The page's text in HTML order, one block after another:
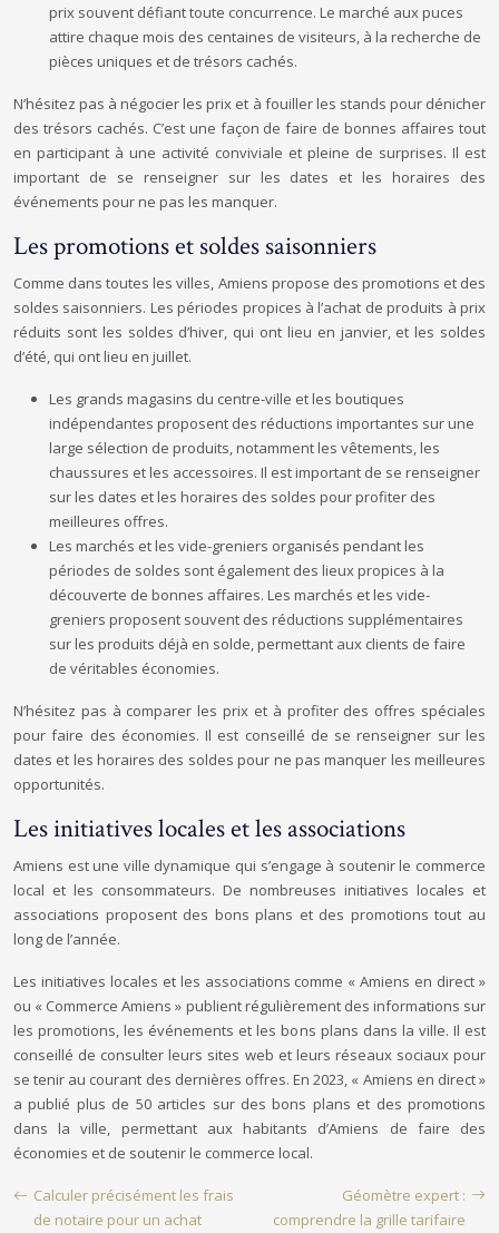
prix souvent défiant toute concurrence. Le marché aux puces
attire chaque mois des centaines de visiteurs, à la recherche de
pièces uniques et de trésors cachés.
N’hésitez pas à négocier les prix et à fouiller les stands pour dénicher
des trésors cachés. C’est une façon de faire de bonnes affaires tout
en participant à une activité conviviale et pleine de surprises. Il est
important de se renseigner sur les dates et les horaires des
événements pour ne pas les manquer.
Les promotions et soldes saisonniers
Comme dans toutes les villes, Amiens propose des promotions et des
soldes saisonniers. Les périodes propices à l’achat de produits à prix
réduits sont les soldes d’hiver, qui ont lieu en janvier, et les soldes
d’été, qui ont lieu en juillet.
Les grands magasins du centre-ville et les boutiques
indépendantes proposent des réductions importantes sur une
large sélection de produits, notamment les vêtements, les
chaussures et les accessoires. Il est important de se renseigner
sur les dates et les horaires des soldes pour profiter des
meilleures offres.
Les marchés et les vide-greniers organisés pendant les
périodes de soldes sont également des lieux propices à la
découverte de bonnes affaires. Les marchés et les vide-
greniers proposent souvent des réductions supplémentaires
sur les produits déjà en solde, permettant aux clients de faire
de véritables économies.
N’hésitez pas à comparer les prix et à profiter des offres spéciales
pour faire des économies. Il est conseillé de se renseigner sur les
dates et les horaires des soldes pour ne pas manquer les meilleures
opportunités.
Les initiatives locales et les associations
Amiens est une ville dynamique qui s’engage à soutenir le commerce
local et les consommateurs. De nombreuses initiatives locales et
associations proposent des bons plans et des promotions tout au
long de l’année.
Les initiatives locales et les associations comme « Amiens en direct »
ou « Commerce Amiens » publient régulièrement des informations sur
les promotions, les événements et les bons plans dans la ville. Il est
conseillé de consulter leurs sites web et leurs réseaux sociaux pour
se tenir au courant des dernières offres. En 2023, « Amiens en direct »
a publié plus de 50 articles sur des bons plans et des promotions
dans la ville, permettant aux habitants d’Amiens de faire des
économies et de soutenir le commerce local.
Calculer précisément les frais
de notaire pour un achat
Géomètre expert :
comprendre la grille tarifaire